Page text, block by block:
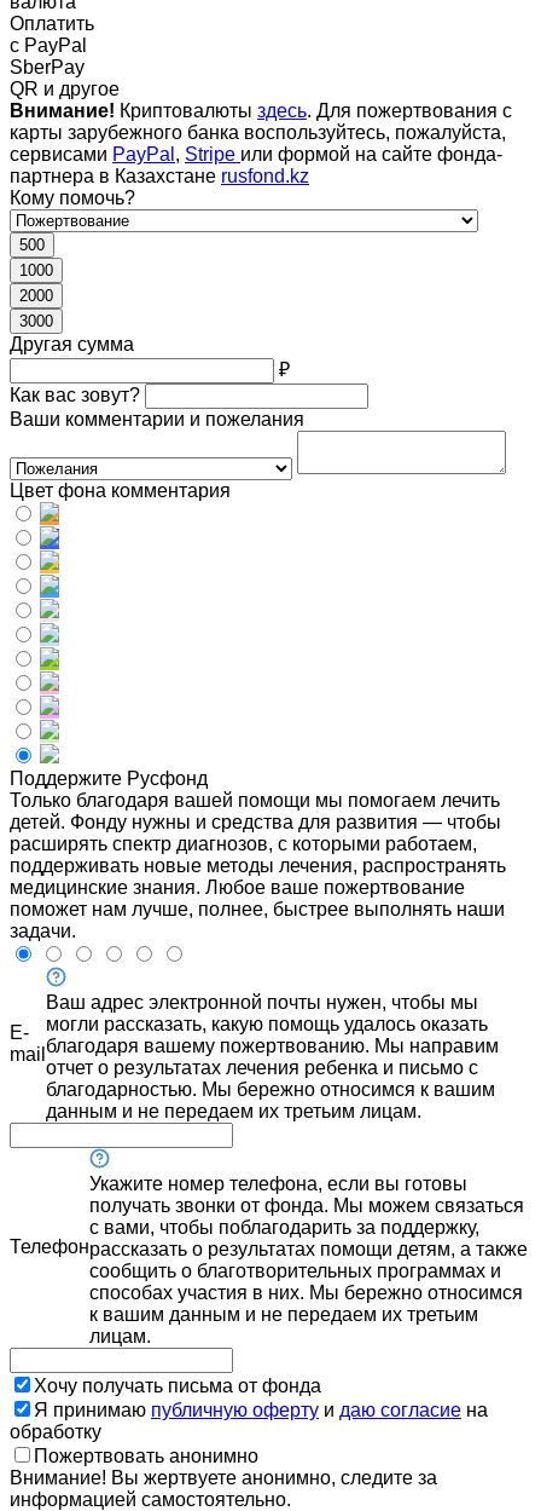
Оплатить
c PayPal
SberPay
QR и другое
Внимание! Криптовалюты здесь. Для пожертвования с
карты зарубежного банка воспользуйтесь, пожалуйста,
сервисами PayPal , Stripe или формой на сайте фонда-
партнера в Казахстане rusfond.kz
Кому помочь?
500
1000
2000
3000
Другая сумма
₽
Как вас зовут?
Ваши комментарии и пожелания
Цвет фона комментария
Поддержите Русфонд
Только благодаря вашей помощи мы помогаем лечить
детей. Фонду нужны и средства для развития — чтобы
расширять спектр диагнозов, с которыми работаем,
поддерживать новые методы лечения, распространять
медицинские знания. Любое ваше пожертвование
поможет нам лучше, полнее, быстрее выполнять наши
задачи.
E-
mail
Ваш адрес электронной почты нужен, чтобы мы
могли рассказать, какую помощь удалось оказать
благодаря вашему пожертвованию. Мы направим
отчет о результатах лечения ребенка и письмо с
благодарностью. Мы бережно относимся к вашим
данным и не передаем их третьим лицам.
Телефон
Укажите номер телефона, если вы готовы
получать звонки от фонда. Мы можем связаться
с вами, чтобы поблагодарить за поддержку,
рассказать о результатах помощи детям, а также
сообщить о благотворительных программах и
способах участия в них. Мы бережно относимся
к вашим данным и не передаем их третьим
лицам.
Хочу получать письма от фонда
Я принимаю публичную оферту и даю согласие на
обработку
Пожертвовать анонимно
Внимание! Вы жертвуете анонимно, следите за
информацией самостоятельно.